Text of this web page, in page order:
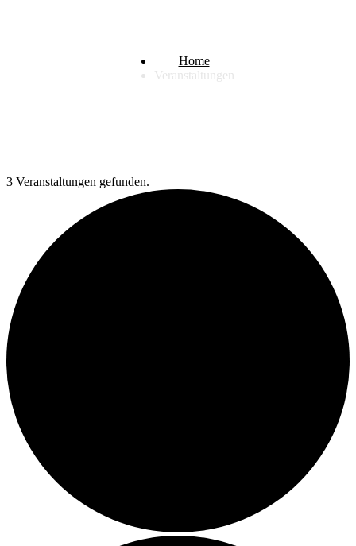
Home
Veranstaltungen
3 Veranstaltungen gefunden.